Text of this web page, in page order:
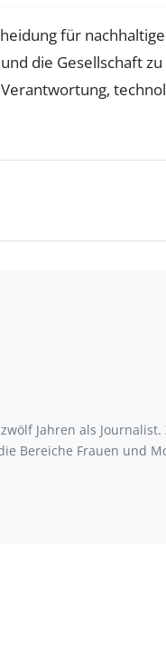
für
die Gesellschaft
Jahren als
Bereiche Frauen und